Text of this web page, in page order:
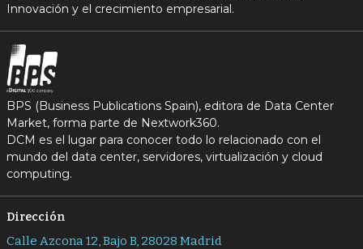
Innovación y el crecimiento empresarial.
BPS (Business Publications Spain), editora de Data Center
Market, forma parte de Nextwork360.
DCM es el lugar para conocer todo lo relacionado con el
mundo del data center, servidores, virtualización y cloud
computing.
Dirección
Calle Azcona 12, Bajo B, 28028 Madrid